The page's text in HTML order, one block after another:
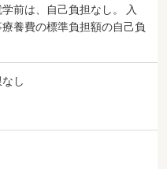
前は、自己負担なし。 入
療養費の標準負担額の自己負
し